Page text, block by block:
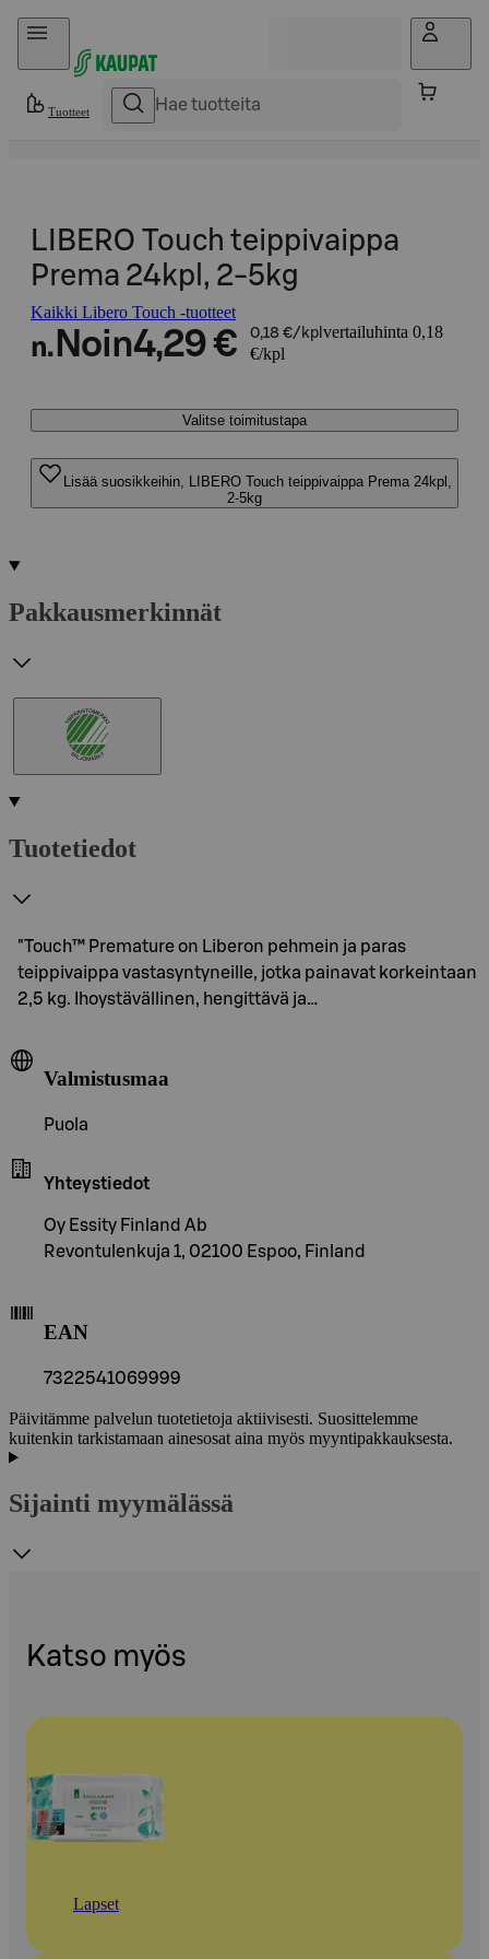
Hyppää sisältöön
Tuotteet
LIBERO Touch teippivaippa
Prema 24kpl, 2-5kg
Kaikki Libero Touch -tuotteet
n. Noin4,29 € 0,18 €/kpl vertailuhinta 0,18
€/kpl
Valitse toimitustapa
Lisää suosikkeihin, LIBERO Touch teippivaippa Prema 24kpl,
2-5kg
Pakkausmerkinnät
Tuotetiedot
"Touch™ Premature on Liberon pehmein ja paras
teippivaippa vastasyntyneille, jotka painavat korkeintaan
2,5 kg. Ihoystävällinen, hengittävä ja…
Valmistusmaa
Puola
Yhteystiedot
Oy Essity Finland Ab
Revontulenkuja 1, 02100 Espoo, Finland
EAN
7322541069999
Päivitämme palvelun tuotetietoja aktiivisesti. Suosittelemme
kuitenkin tarkistamaan ainesosat aina myös myyntipakkauksesta.
Sijainti myymälässä
Katso myös
Lapset